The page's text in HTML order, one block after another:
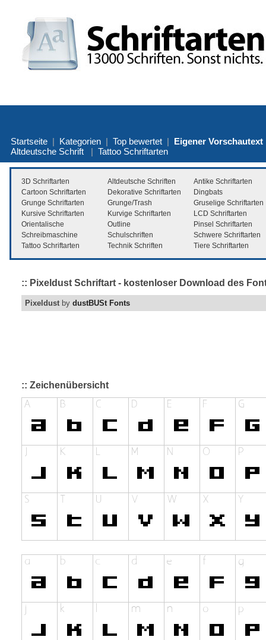
Startseite | Kategorien | Top bewertet | Eigener Vorschautext
Altdeutsche Schrift | Tattoo Schriftarten
3D Schriftarten Altdeutsche Schriften
Antike Schriftarten
Cartoon Schriftarten
Dekorative Schriftarten
Dingbats
Grunge Schriftarten
Grunge/Trash
Gruselige Schriftarten
Kursive Schriftarten
Kurvige Schriftarten
LCD Schriftarten
Orientalische
Outline
Pinsel Schriftarten
Schreibmaschine
Schulschriften
Schwere Schriftarten
Tattoo Schriftarten
Technik Schriften Tiere Schriftarten
:: Pixeldust Schriftart - kostenloser Download des
Pixeldust by dustBUSt Fonts
:: Zeichenübersicht